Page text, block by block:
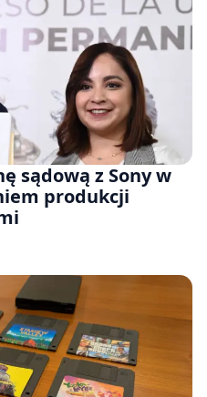
sądową z Sony w
produkcji